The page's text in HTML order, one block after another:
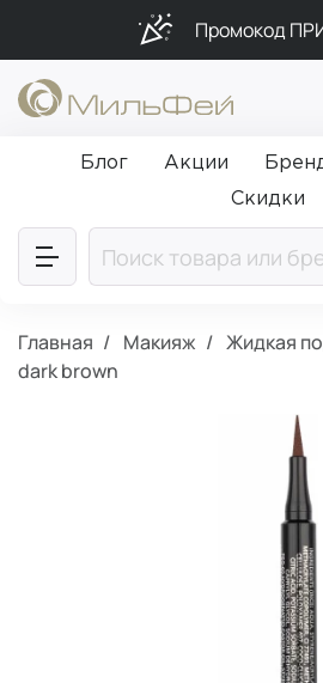
Промокод
Подарки в каждый
Бесплатная
Блог Акции
Скидки
Главная Макияж
Жидкая
dark brown